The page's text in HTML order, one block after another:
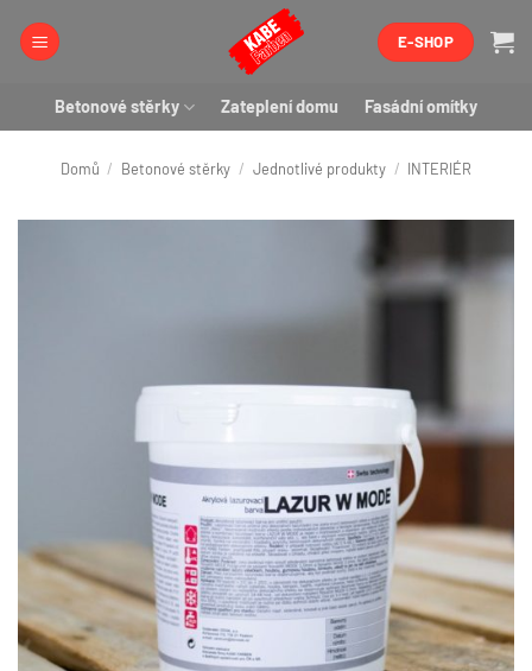
E-SHOP
Betonové stěrky Zateplení domu Fasádní omítky
Domů / Betonové stěrky / Jednotlivé produkty / INTERIÉR